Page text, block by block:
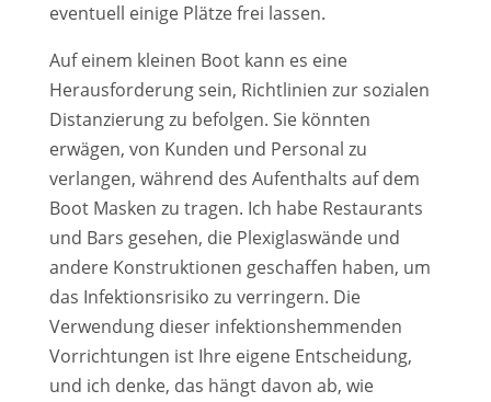
eventuell einige Plätze frei lassen.
Auf einem kleinen Boot kann es eine
Herausforderung sein, Richtlinien zur sozialen
Distanzierung zu befolgen. Sie könnten
erwägen, von Kunden und Personal zu
verlangen, während des Aufenthalts auf dem
Boot Masken zu tragen. Ich habe Restaurants
und Bars gesehen, die Plexiglaswände und
andere Konstruktionen geschaffen haben, um
das Infektionsrisiko zu verringern. Die
Verwendung dieser infektionshemmenden
Vorrichtungen ist Ihre eigene Entscheidung,
und ich denke, das hängt davon ab, wie